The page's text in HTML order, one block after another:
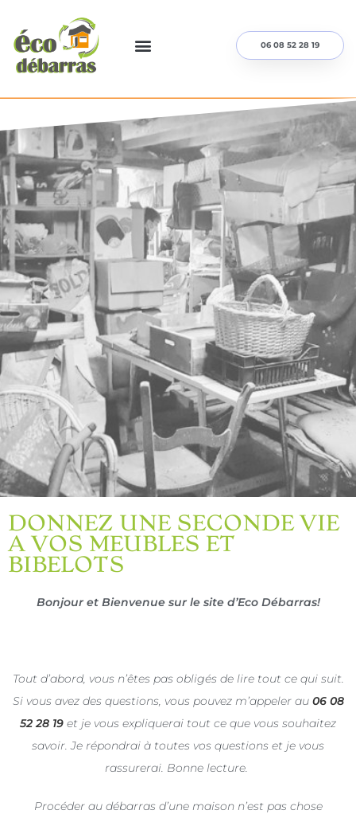
06 08 52 28 19
DONNEZ UNE SECONDE VIE
A VOS MEUBLES ET
BIBELOTS
Bonjour et Bienvenue sur le site d’Eco Débarras!
Tout d’abord, vous n’êtes pas obligés de lire tout ce qui suit.
Si vous avez des questions, vous pouvez m’appeler au06 08
52 28 19 et je vous expliquerai tout ce que vous souhaitez
savoir. Je répondrai à toutes vos questions et je vous
rassurerai. Bonne lecture.
Procéder au débarras d’une maison n’est pas chose